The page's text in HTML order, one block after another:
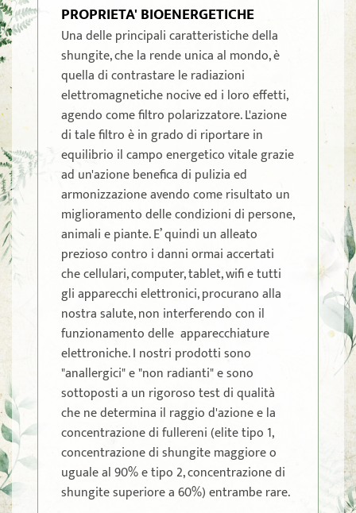
PROPRIETA' BIOENERGETICHE
Una delle principali caratteristiche della
shungite, che la rende unica al mondo, è
quella di contrastare le radiazioni
elettromagnetiche nocive ed i loro effetti,
agendo come filtro polarizzatore. L'azione
di tale filtro è in grado di riportare in
equilibrio il campo energetico vitale grazie
ad un'azione benefica di pulizia ed
armonizzazione avendo come risultato un
miglioramento delle condizioni di persone,
animali e piante. E’ quindi un alleato
prezioso contro i danni ormai accertati
che cellulari, computer, tablet, wifi e tutti
gli apparecchi elettronici, procurano alla
nostra salute, non interferendo con il
funzionamento delle apparecchiature
elettroniche. I nostri prodotti sono
"anallergici" e "non radianti" e sono
sottoposti a un rigoroso test di qualità
che ne determina il raggio d'azione e la
concentrazione di fullereni (elite tipo 1,
concentrazione di shungite maggiore o
uguale al 90% e tipo 2, concentrazione di
shungite superiore a 60%) entrambe rare.